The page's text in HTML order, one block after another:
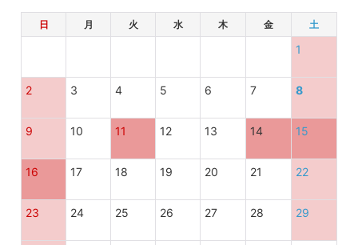
日 月 火 水 木 金 土
1
2 3 4 5 6 7 8
9 10 11 12 13 14 15
16 17 18 19 20 21 22
23 24 25 26 27 28 29